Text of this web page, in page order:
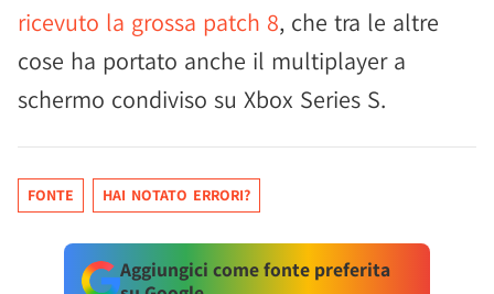
ricevuto la grossa patch 8, che tra le altre
cose ha portato anche il multiplayer a
schermo condiviso su Xbox Series S.
FONTE HAI NOTATO ERRORI?
Aggiungici come fonte preferita